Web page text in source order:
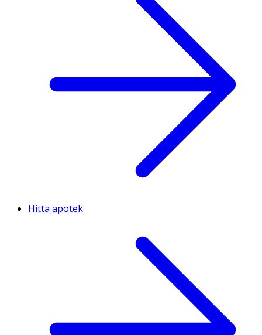
Hitta apotek